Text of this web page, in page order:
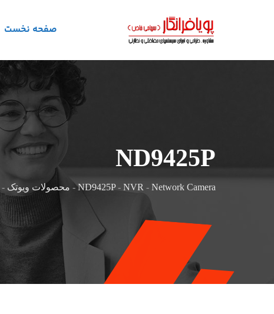
صفحه نخست
ND9425P
ND9425P- NVR - Network Camera
- محصولات ویوتک -